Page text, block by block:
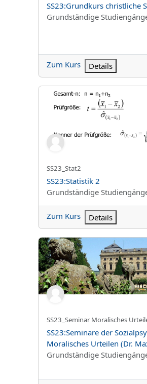
Kursname
SS23:Grundkurs christliche
Kursbereich
Grundständige
Zum Kurs Details
SS23:Statistik 2
Kurzer Kursname
SS23_Stat2
Kursname
SS23:Statistik 2
Kursbereich
Grundständige
Zum Kurs Details
SS23:Seminare der
Kurzer Kursname
SS23_Seminar Moralisches
Kursname
SS23:Seminare der
Moralisches Urteilen (Dr.
Kursbereich
Grundständige